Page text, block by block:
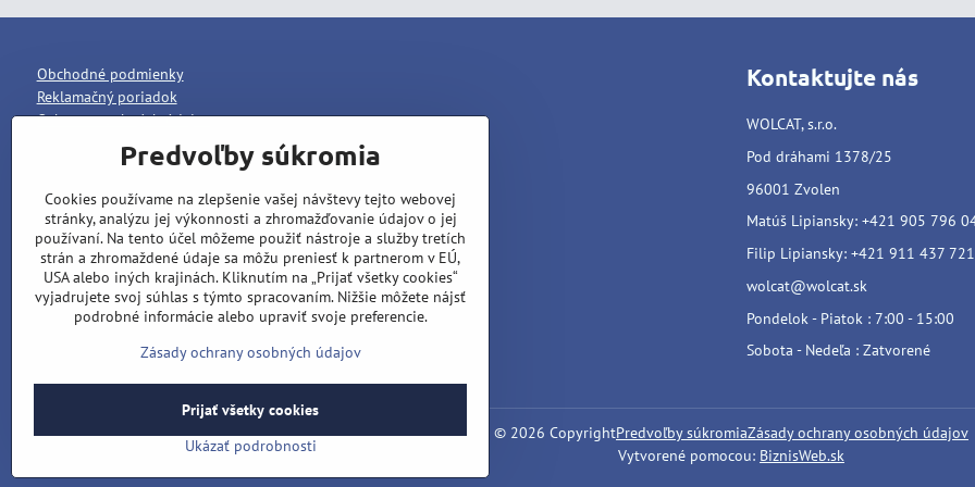
Obchodné podmienky
Reklamačný poriadok
Ochrana osobných údajov
Kontaktujte nás
WOLCAT, s.r.o.
Pod dráhami 1378/25
96001 Zvolen
Matúš Lipiansky: +421 905 796
Filip Lipiansky: +421 911 437 721
wolcat@wolcat.sk
Pondelok - Piatok : 7:00 - 15:00
Sobota - Nedeľa : Zatvorené
© 2026 CopyrightPredvoľby súkromiaZásady ochrany osobných údajov
Vytvorené pomocou: BiznisWeb.sk
Predvoľby súkromia
Cookies používame na zlepšenie vašej návštevy tejto webovej
stránky, analýzu jej výkonnosti a zhromažďovanie údajov o jej
používaní. Na tento účel môžeme použiť nástroje a služby tretích
strán a zhromaždené údaje sa môžu preniesť k partnerom v EÚ,
USA alebo iných krajinách. Kliknutím na „Prijať všetky cookies“
vyjadrujete svoj súhlas s týmto spracovaním. Nižšie môžete nájsť
podrobné informácie alebo upraviť svoje preferencie.
Zásady ochrany osobných údajov
Ukázať podrobnosti
Prijať všetky cookies